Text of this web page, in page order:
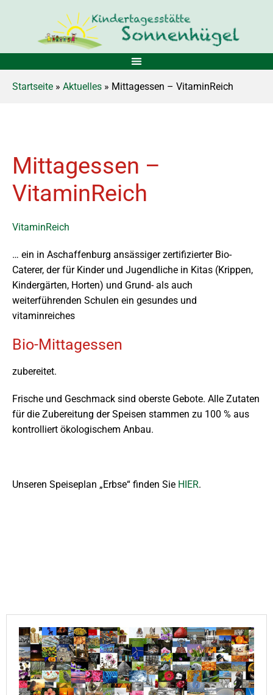
Startseite » Aktuelles » Mittagessen – VitaminReich
Mittagessen –
VitaminReich
VitaminReich
… ein in Aschaffenburg ansässiger zertifizierter Bio-
Caterer, der für Kinder und Jugendliche in Kitas (Krippen,
Kindergärten, Horten) und Grund- als auch
weiterführenden Schulen ein gesundes und
vitaminreiches
Bio-Mittagessen
zubereitet.
Frische und Geschmack sind oberste Gebote. Alle Zutaten
für die Zubereitung der Speisen stammen zu 100 % aus
kontrolliert ökologischem Anbau.
Unseren Speiseplan „Erbse“ finden Sie HIER.